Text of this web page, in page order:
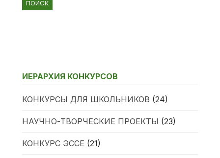
ИЕРАРХИЯ КОНКУРСОВ
КОНКУРСЫ ДЛЯ ШКОЛЬНИКОВ (24)
НАУЧНО-ТВОРЧЕСКИЕ ПРОЕКТЫ (23)
КОНКУРС ЭССЕ (21)